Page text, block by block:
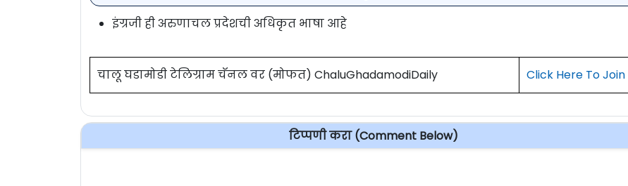
इंग्रजी ही अरुणाचल प्रदेशची अधिकृत भाषा आहे
चालू घडामोडी टेलिग्राम चॅनल वर (मोफत) ChaluGhadamodiDaily Click Here To Join
टिप्पणी करा (Comment Below)